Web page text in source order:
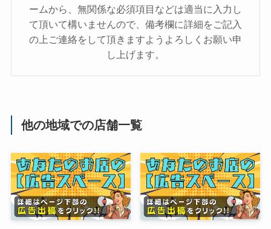
ームから、無関係な必須項目などは適当に入力し
て頂いて構いませんので、備考欄に詳細をご記入
の上ご連絡をして頂きますようよろしくお願い申
し上げます。
他の地域での店舗一覧